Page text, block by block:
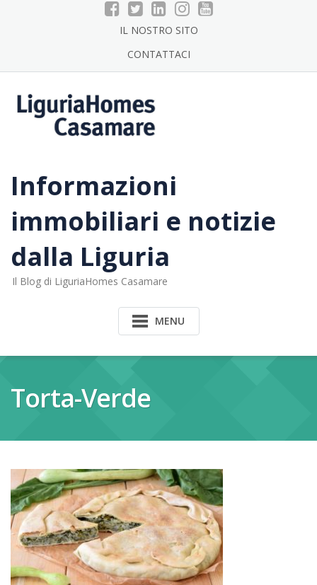
IL NOSTRO SITO
CONTATTACI
Informazioni
immobiliari e notizie
dalla Liguria
Il Blog di LiguriaHomes Casamare
MENU
Torta-Verde